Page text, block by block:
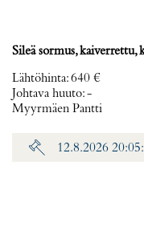
Sileä sormus, kaiverrettu,
Lähtöhinta:640 €
Johtava huuto:-
Myyrmäen Pantti
12.8.2026